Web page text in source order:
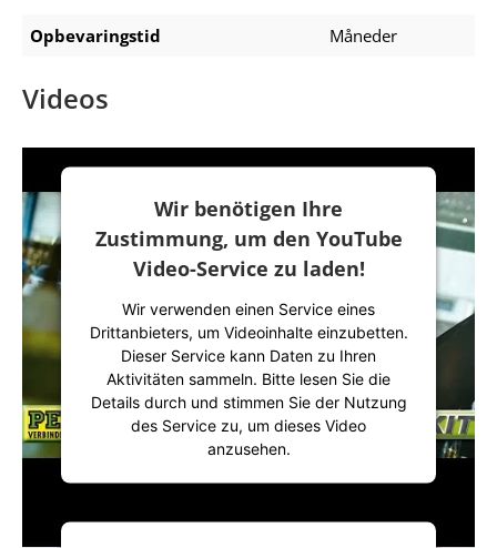
Opbevaringstid Måneder
Videos
Wir benötigen Ihre
Zustimmung, um den YouTube
Video-Service zu laden!
Wir verwenden einen Service eines
Drittanbieters, um Videoinhalte einzubetten.
Dieser Service kann Daten zu Ihren
Aktivitäten sammeln. Bitte lesen Sie die
Details durch und stimmen Sie der Nutzung
des Service zu, um dieses Video
anzusehen.